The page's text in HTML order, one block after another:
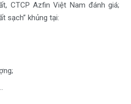
CTCP Azfin Việt Nam đánh giá;
sạch” khủng tại: